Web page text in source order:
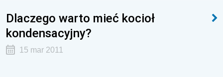
Dlaczego warto mieć kocioł
kondensacyjny?
15 mar 2011